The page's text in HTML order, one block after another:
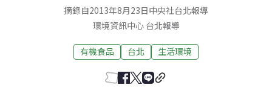
摘錄自2013年8月23日中央社台北報導
環境資訊中心 台北報導
有機食品 台北 生活環境